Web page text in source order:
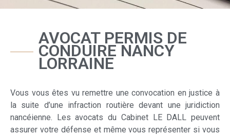
AVOCAT PERMIS DE
CONDUIRE NANCY
LORRAINE
Vous vous êtes vu remettre une convocation en justice à
la suite d’une infraction routière devant une juridiction
nancéienne. Les avocats du Cabinet LE DALL peuvent
assurer votre défense et même vous représenter si vous